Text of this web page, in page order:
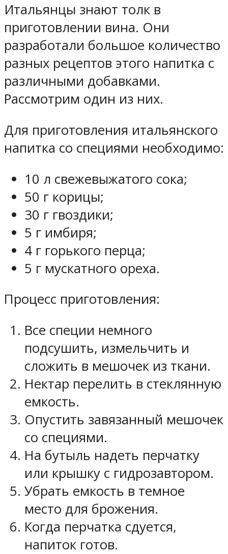
Итальянцы знают толк в
приготовлении вина. Они
разработали большое количество
разных рецептов этого напитка с
различными добавками.
Рассмотрим один из них.
Для приготовления итальянского
напитка со специями необходимо:
10 л свежевыжатого сока;
50 г корицы;
30 г гвоздики;
5 г имбиря;
4 г горького перца;
5 г мускатного ореха.
Процесс приготовления:
Все специи немного
подсушить, измельчить и
сложить в мешочек из ткани.
Нектар перелить в стеклянную
емкость.
Опустить завязанный мешочек
со специями.
На бутыль надеть перчатку
или крышку с гидрозавтором.
Убрать емкость в темное
место для брожения.
Когда перчатка сдуется,
напиток готов.